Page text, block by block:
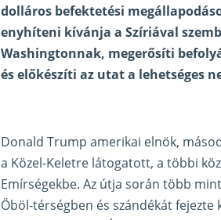
dolláros befektetési
enyhíteni kívánja a Szíriával
Washingtonnak, megerősíti
és előkészíti az utat a lehetséges
Donald Trump amerikai elnök,
a Közel-Keletre látogatott, a többi
Emírségekbe. Az útja során több
Öböl-térségben és szándékát fejezte